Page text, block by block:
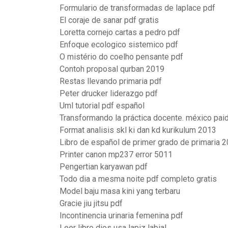
Formulario de transformadas de laplace pdf
El coraje de sanar pdf gratis
Loretta cornejo cartas a pedro pdf
Enfoque ecologico sistemico pdf
O mistério do coelho pensante pdf
Contoh proposal qurban 2019
Restas llevando primaria pdf
Peter drucker liderazgo pdf
Uml tutorial pdf español
Transformando la práctica docente. méxico
Format analisis skl ki dan kd kurikulum 2013
Libro de español de primer grado de primaria
Printer canon mp237 error 5011
Pengertian karyawan pdf
Todo dia a mesma noite pdf completo gratis
Model baju masa kini yang terbaru
Gracie jiu jitsu pdf
Incontinencia urinaria femenina pdf